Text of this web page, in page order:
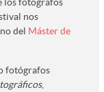
nos
del Máster de
fotógrafos
,